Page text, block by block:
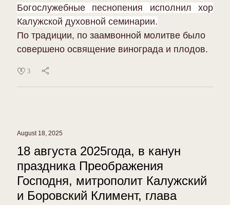
Богослужебные песнопения исполнил хор
Калужской духовной семинарии.
По традиции, по заамвонной молитве было
совершено освящение винограда и плодов.
3
August 18, 2025
18 августа 2025года, в канун
праздника Преображения
Господня, митрополит Калужский
и Боровский Климент, глава